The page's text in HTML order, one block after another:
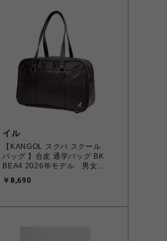
イル
【KANGOL スクバ スクール
バッグ 】合皮 通学バッグ BK
BEA4 2026年モデル 男女兼
￥8,690